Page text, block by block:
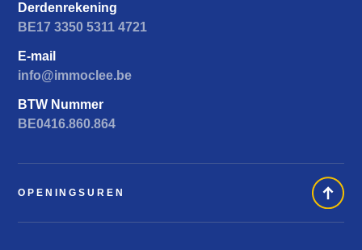
Derdenrekening
BE17 3350 5311 4721
E-mail
info@immoclee.be
BTW Nummer
BE0416.860.864
OPENINGSUREN